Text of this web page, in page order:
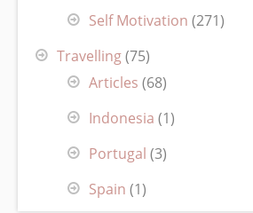
Self Motivation (271)
Travelling(75)
Articles (68)
Indonesia (1)
Portugal (3)
Spain (1)